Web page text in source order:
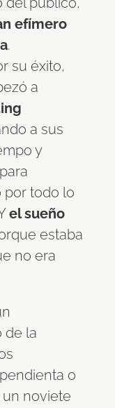
efímero
.
su éxito,
a
a sus
y
por todo lo
el sueño
estaba
no era
de la
o
noviete